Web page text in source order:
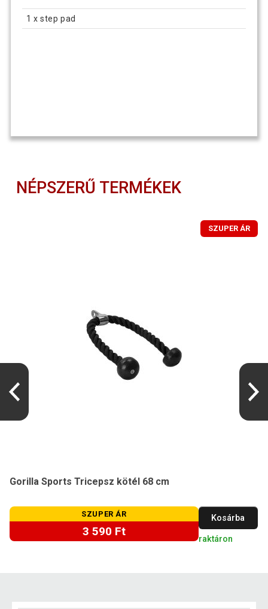
1 x step pad
NÉPSZERŰ TERMÉKEK
SZUPER ÁR
Gorilla Sports Tricepsz kötél 68 cm
SZUPER ÁR
3 590 Ft
Kosárba
raktáron